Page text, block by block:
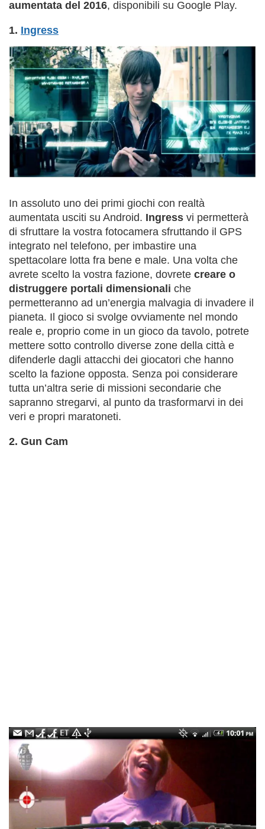
aumentata del 2016, disponibili su Google Play.
1. Ingress
In assoluto uno dei primi giochi con realtà
aumentata usciti su Android. Ingress vi permetterà
di sfruttare la vostra fotocamera sfruttando il GPS
integrato nel telefono, per imbastire una
spettacolare lotta fra bene e male. Una volta che
avrete scelto la vostra fazione, dovrete creare o
distruggere portali dimensionali che
permetteranno ad un’energia malvagia di invadere il
pianeta. Il gioco si svolge ovviamente nel mondo
reale e, proprio come in un gioco da tavolo, potrete
mettere sotto controllo diverse zone della città e
difenderle dagli attacchi dei giocatori che hanno
scelto la fazione opposta. Senza poi considerare
tutta un’altra serie di missioni secondarie che
sapranno stregarvi, al punto da trasformarvi in dei
veri e propri maratoneti.
2. Gun Cam